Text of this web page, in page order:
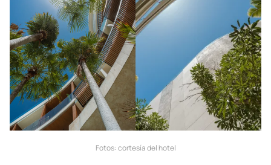
Fotos: cortesía del hotel